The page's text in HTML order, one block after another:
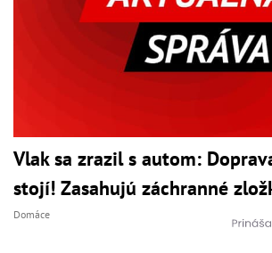
Vlak sa zrazil s autom:
stojí! Zasahujú záchranné
Domáce